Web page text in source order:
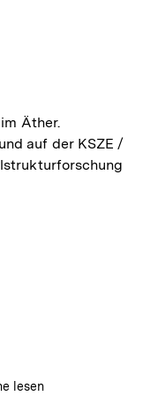
Äther.
auf der KSZE /
lesen